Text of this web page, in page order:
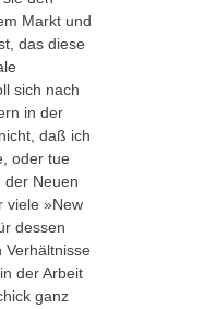
Markt und
das diese
sich nach
in der
daß ich
oder tue
der Neuen
viele »New
dessen
der Arbeit
ganz